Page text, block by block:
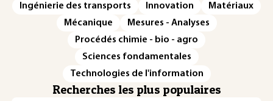
Ingénierie des transports
Innovation
Matériaux
Mécanique
Mesures - Analyses
Procédés chimie - bio - agro
Sciences fondamentales
Technologies de l'information
Recherches les plus populaires